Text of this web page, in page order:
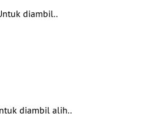
diambil..
diambil alih..